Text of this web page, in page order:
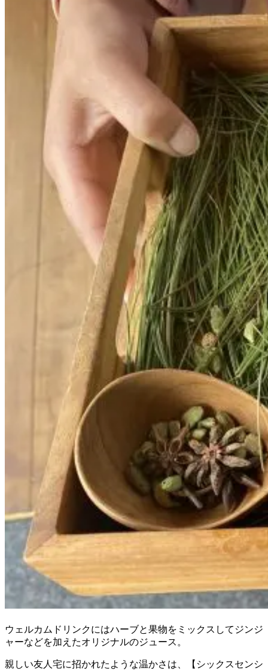
ウェルカムドリンクにはハーブと果物をミックスしてジンジ
ャーなどを加えたオリジナルのジュース。
親しい友人宅に招かれたような温かさは、【シックスセンシ